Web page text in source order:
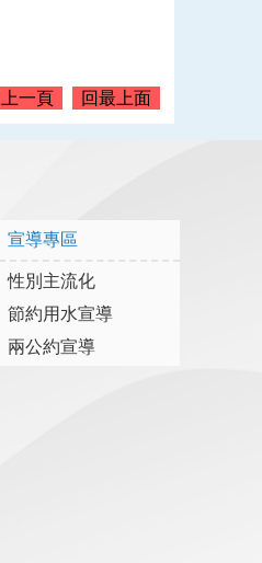
一頁 回最上面
宣導專區
性別主流化
節約用水宣導
兩公約宣導